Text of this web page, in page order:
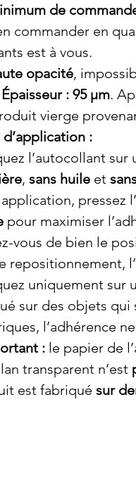
de
commander en
est à vous.
opacité,
Épaisseur : 95 µm.
vierge
:
l’autocollant sur
, sans huile et
pressez
pour maximiser
vous de bien le
repositionnement,
uniquement sur
sur des objets qui
l’adhérence
: le papier de
transparent n’est
est fabriqué sur